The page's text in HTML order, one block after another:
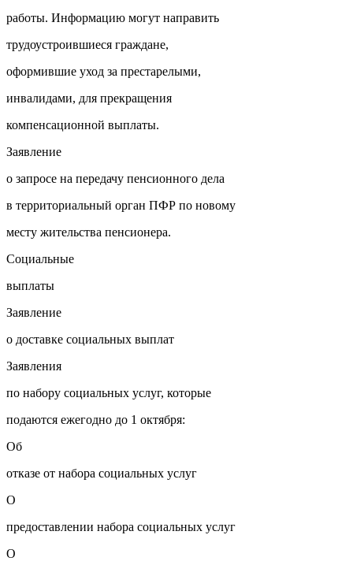
работы. Информацию могут направить
трудоустроившиеся граждане,
оформившие уход за престарелыми,
инвалидами, для прекращения
компенсационной выплаты.
Заявление
о запросе на передачу пенсионного дела
в территориальный орган ПФР по новому
месту жительства пенсионера.
Социальные
выплаты
Заявление
о доставке социальных выплат
Заявления
по набору социальных услуг, которые
подаются ежегодно до 1 октября:
Об
отказе от набора социальных услуг
О
предоставлении набора социальных услуг
О